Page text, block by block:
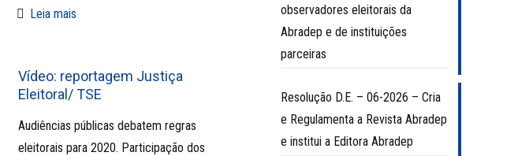
Leia mais
Vídeo: reportagem Justiça
Eleitoral/ TSE
Audiências públicas debatem regras
eleitorais para 2020. Participação dos
observadores eleitorais da
Abradep e de instituições
parceiras
Resolução D.E. – 06-2026 – Cria
e Regulamenta a Revista Abradep
e institui a Editora Abradep